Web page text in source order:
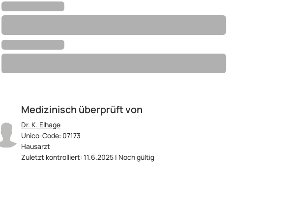
Medizinisch überprüft von
Dr. K. Elhage
Unico-Code: 07173
Hausarzt
Zuletzt kontrolliert: 11.6.2025 | Noch gültig